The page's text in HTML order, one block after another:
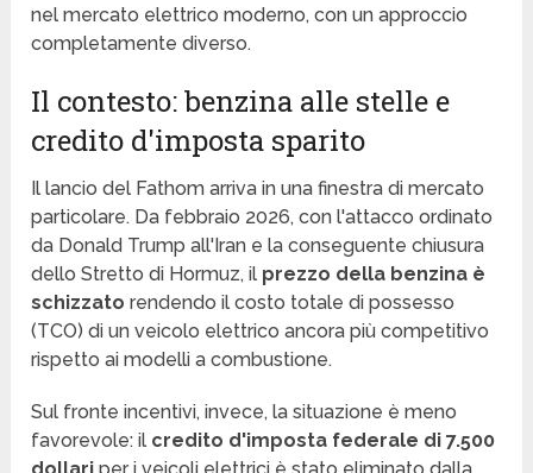
nel mercato elettrico moderno, con un approccio
completamente diverso.
Il contesto: benzina alle stelle e
credito d'imposta sparito
Il lancio del Fathom arriva in una finestra di mercato
particolare. Da febbraio 2026, con l'attacco ordinato
da Donald Trump all'Iran e la conseguente chiusura
dello Stretto di Hormuz, il prezzo della benzina è
schizzato rendendo il costo totale di possesso
(TCO) di un veicolo elettrico ancora più competitivo
rispetto ai modelli a combustione.
Sul fronte incentivi, invece, la situazione è meno
favorevole: il credito d'imposta federale di 7.500
dollari per i veicoli elettrici è stato eliminato dalla